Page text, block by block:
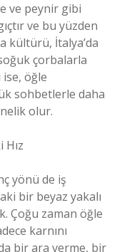
ve peynir gibi
ve bu yüzden
kültürü, İtalya’da
çorbalarla
ise, öğle
sohbetlerle daha
olur.
Hız
yönü de iş
bir beyaz yakalı
Çoğu zaman öğle
karnını
bir ara verme, bir